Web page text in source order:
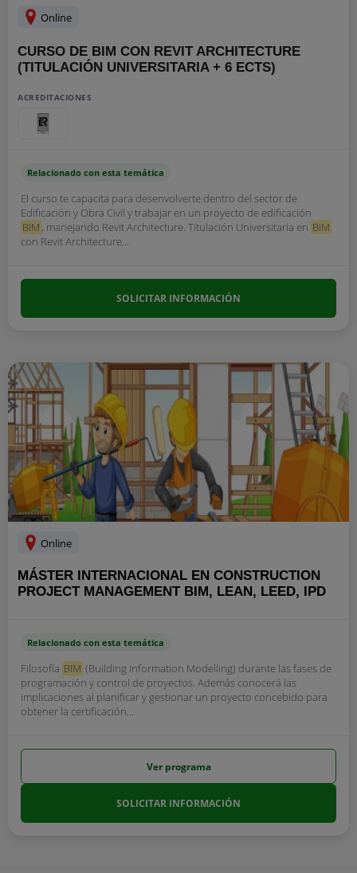
Online
CURSO DE BIM CON REVIT ARCHITECTURE
(TITULACIÓN UNIVERSITARIA + 6 ECTS)
ACREDITACIONES
Relacionado con esta temática
El curso te capacita para desenvolverte dentro del sector de
Edificación y Obra Civil y trabajar en un proyecto de edificación
BIM , manejando Revit Architecture. Titulación Universitaria en BIM
con Revit Architecture...
SOLICITAR INFORMACIÓN
Online
MÁSTER INTERNACIONAL EN CONSTRUCTION
PROJECT MANAGEMENT BIM, LEAN, LEED, IPD
Relacionado con esta temática
Filosofía BIM (Building Information Modelling) durante las fases de
programación y control de proyectos. Además conocerá las
implicaciones al planificar y gestionar un proyecto concebido para
obtener la certificación...
Ver programa
SOLICITAR INFORMACIÓN